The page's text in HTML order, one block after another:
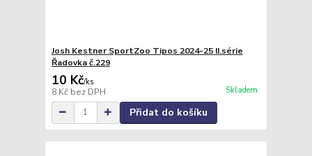
Josh Kestner SportZoo Tipos 2024-25 II.série
Řadovka č.229
10 Kč/ks
8 Kč bez DPH Skladem
Přidat do košíku